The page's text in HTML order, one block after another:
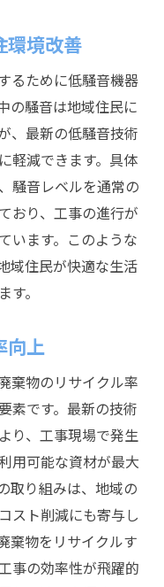
環境改善
るために低騒音機器
の騒音は地域住民に
、最新の低騒音技術
軽減できます。具体
騒音レベルを通常の
おり、工事の進行が
います。このような
域住民が快適な生活
。
向上
棄物のリサイクル率
素です。最新の技術
り、工事現場で発生
用可能な資材が最大
取り組みは、地域の
スト削減にも寄与し
棄物をリサイクルす
事の効率性が飛躍的